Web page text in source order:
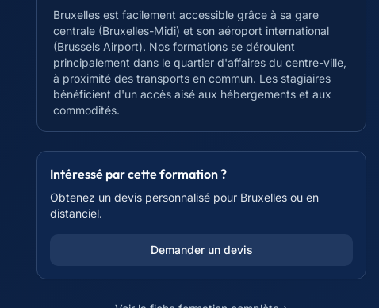
Bruxelles est facilement accessible grâce à sa gare
centrale (Bruxelles-Midi) et son aéroport international
(Brussels Airport). Nos formations se déroulent
principalement dans le quartier d'affaires du centre-ville,
à proximité des transports en commun. Les stagiaires
bénéficient d'un accès aisé aux hébergements et aux
commodités.
Intéressé par cette formation ?
Obtenez un devis personnalisé pour Bruxelles ou en
distanciel.
Demander un devis